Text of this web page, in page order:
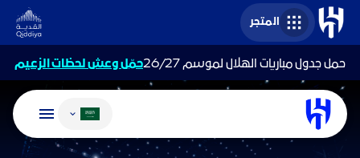
المتجر
حمل جدول مباريات الهلال لموسم 26/27 حمّل وعش لحظات الزعيم
تغيير اللغة